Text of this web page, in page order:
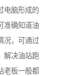
电脑形成的
准确知道油
况，可通过
解决油站跑
老板一般都